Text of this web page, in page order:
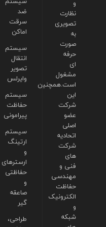
ضد
سرقت
اماکن
سیستم
انتقال
تصویر
وایرلس
سیستم
حفاظت
پیرامونی
سیستم
ارتینگ
و
ارسترهای
حفاظتی
و
صاعقه
گیر
طراحی،
و
نظارت
تصویری
به
صورت
حرفه
ای
مشغول
است.همچنین
این
شرکت
عضو
اصلی
اتحادیه
شرکت
های
فنی و
مهندسی
حفاظت
الکترونیک
و
شبکه